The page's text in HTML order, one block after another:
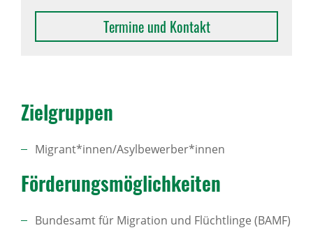
Termine und Kontakt
Ziel­gruppen
Migrant*innen/Asylbewerber*innen
Förde­rungs­mög­lich­keiten
Bundesamt für Migration und Flüchtlinge (BAMF)